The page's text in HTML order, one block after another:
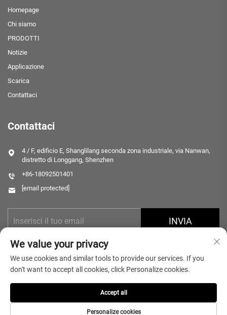
Homepage
Chi siamo
PRODOTTI
Notizie
Applicazione
Scarica
Contattaci
Contattaci
4 / F, edificio E, Shanglilang seconda zona industriale, via Nanwan,
distretto di Longgang, Shenzhen
+86-18092501401
[email protected]
INVIA
Diritti d'autore © 2026 Shenzhen Microlong Technology Co., Ltd. Tutti i
diritti riservati. Informativa sulla privacy
We value your privacy
We use cookies and similar tools to provide our services. If you
don't want to accept all cookies, click Personalize cookies.
Personalize cookies
Accept all